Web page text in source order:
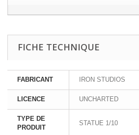
FICHE TECHNIQUE
FABRICANT IRON STUDIOS
LICENCE UNCHARTED
TYPE DE
PRODUIT
STATUE 1/10